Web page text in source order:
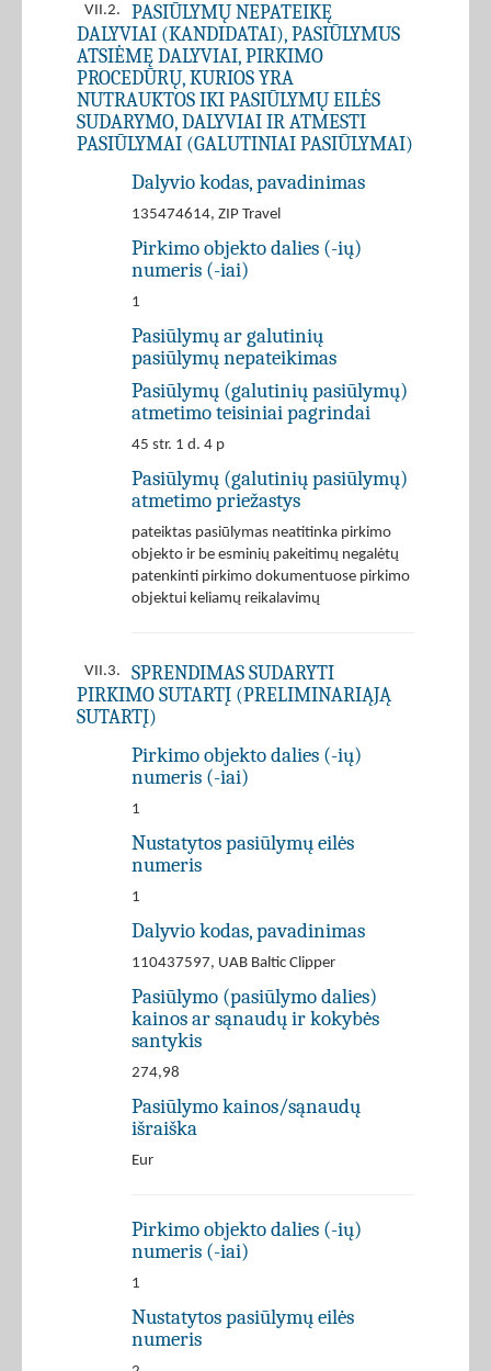
VII.2.
PASIŪLYMŲ NEPATEIKĘ
DALYVIAI (KANDIDATAI), PASIŪLYMUS
ATSIĖMĘ DALYVIAI, PIRKIMO
PROCEDŪRŲ, KURIOS YRA
NUTRAUKTOS IKI PASIŪLYMŲ EILĖS
SUDARYMO, DALYVIAI IR ATMESTI
PASIŪLYMAI (GALUTINIAI PASIŪLYMAI)
Dalyvio kodas, pavadinimas
135474614, ZIP Travel
Pirkimo objekto dalies (-ių)
numeris (-iai)
1
Pasiūlymų ar galutinių
pasiūlymų nepateikimas
Pasiūlymų (galutinių pasiūlymų)
atmetimo teisiniai pagrindai
45 str. 1 d. 4 p
Pasiūlymų (galutinių pasiūlymų)
atmetimo priežastys
pateiktas pasiūlymas neatitinka pirkimo
objekto ir be esminių pakeitimų negalėtų
patenkinti pirkimo dokumentuose pirkimo
objektui keliamų reikalavimų
VII.3.
SPRENDIMAS SUDARYTI
PIRKIMO SUTARTĮ (PRELIMINARIĄJĄ
SUTARTĮ)
Pirkimo objekto dalies (-ių)
numeris (-iai)
1
Nustatytos pasiūlymų eilės
numeris
1
Dalyvio kodas, pavadinimas
110437597, UAB Baltic Clipper
Pasiūlymo (pasiūlymo dalies)
kainos ar sąnaudų ir kokybės
santykis
274,98
Pasiūlymo kainos/sąnaudų
išraiška
Eur
Pirkimo objekto dalies (-ių)
numeris (-iai)
1
Nustatytos pasiūlymų eilės
numeris